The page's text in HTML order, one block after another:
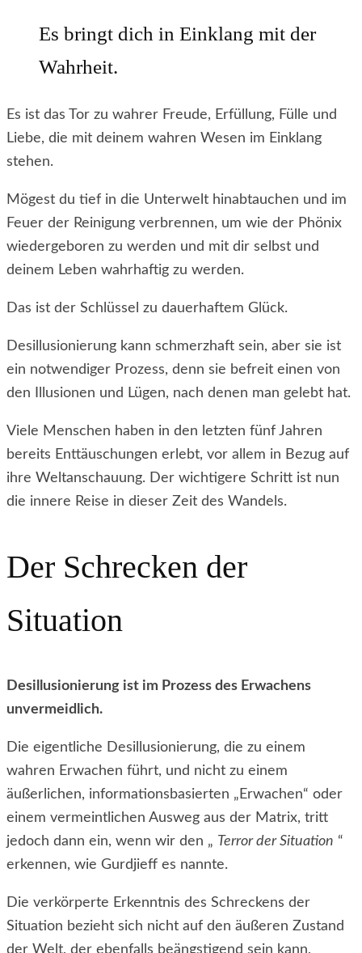
Es bringt dich in Einklang mit der
Wahrheit.
Es ist das Tor zu wahrer Freude, Erfüllung, Fülle und
Liebe, die mit deinem wahren Wesen im Einklang
stehen.
Mögest du tief in die Unterwelt hinabtauchen und im
Feuer der Reinigung verbrennen, um wie der Phönix
wiedergeboren zu werden und mit dir selbst und
deinem Leben wahrhaftig zu werden.
Das ist der Schlüssel zu dauerhaftem Glück.
Desillusionierung kann schmerzhaft sein, aber sie ist
ein notwendiger Prozess, denn sie befreit einen von
den Illusionen und Lügen, nach denen man gelebt hat.
Viele Menschen haben in den letzten fünf Jahren
bereits Enttäuschungen erlebt, vor allem in Bezug auf
ihre Weltanschauung. Der wichtigere Schritt ist nun
die innere Reise in dieser Zeit des Wandels.
Der Schrecken der
Situation
Desillusionierung ist im Prozess des Erwachens
unvermeidlich.
Die eigentliche Desillusionierung, die zu einem
wahren Erwachen führt, und nicht zu einem
äußerlichen, informationsbasierten „Erwachen“ oder
einem vermeintlichen Ausweg aus der Matrix, tritt
jedoch dann ein, wenn wir den „ Terror der Situation “
erkennen, wie Gurdjieff es nannte.
Die verkörperte Erkenntnis des Schreckens der
Situation bezieht sich nicht auf den äußeren Zustand
der Welt, der ebenfalls beängstigend sein kann,